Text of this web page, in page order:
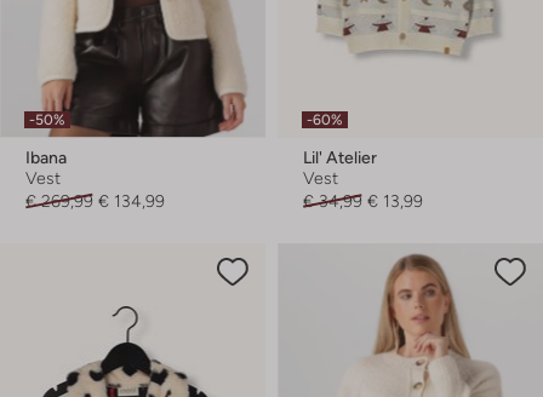
-50%
Ibana
Vest
€ 269,99 € 134,99
-60%
Lil' Atelier
Vest
€ 34,99 € 13,99